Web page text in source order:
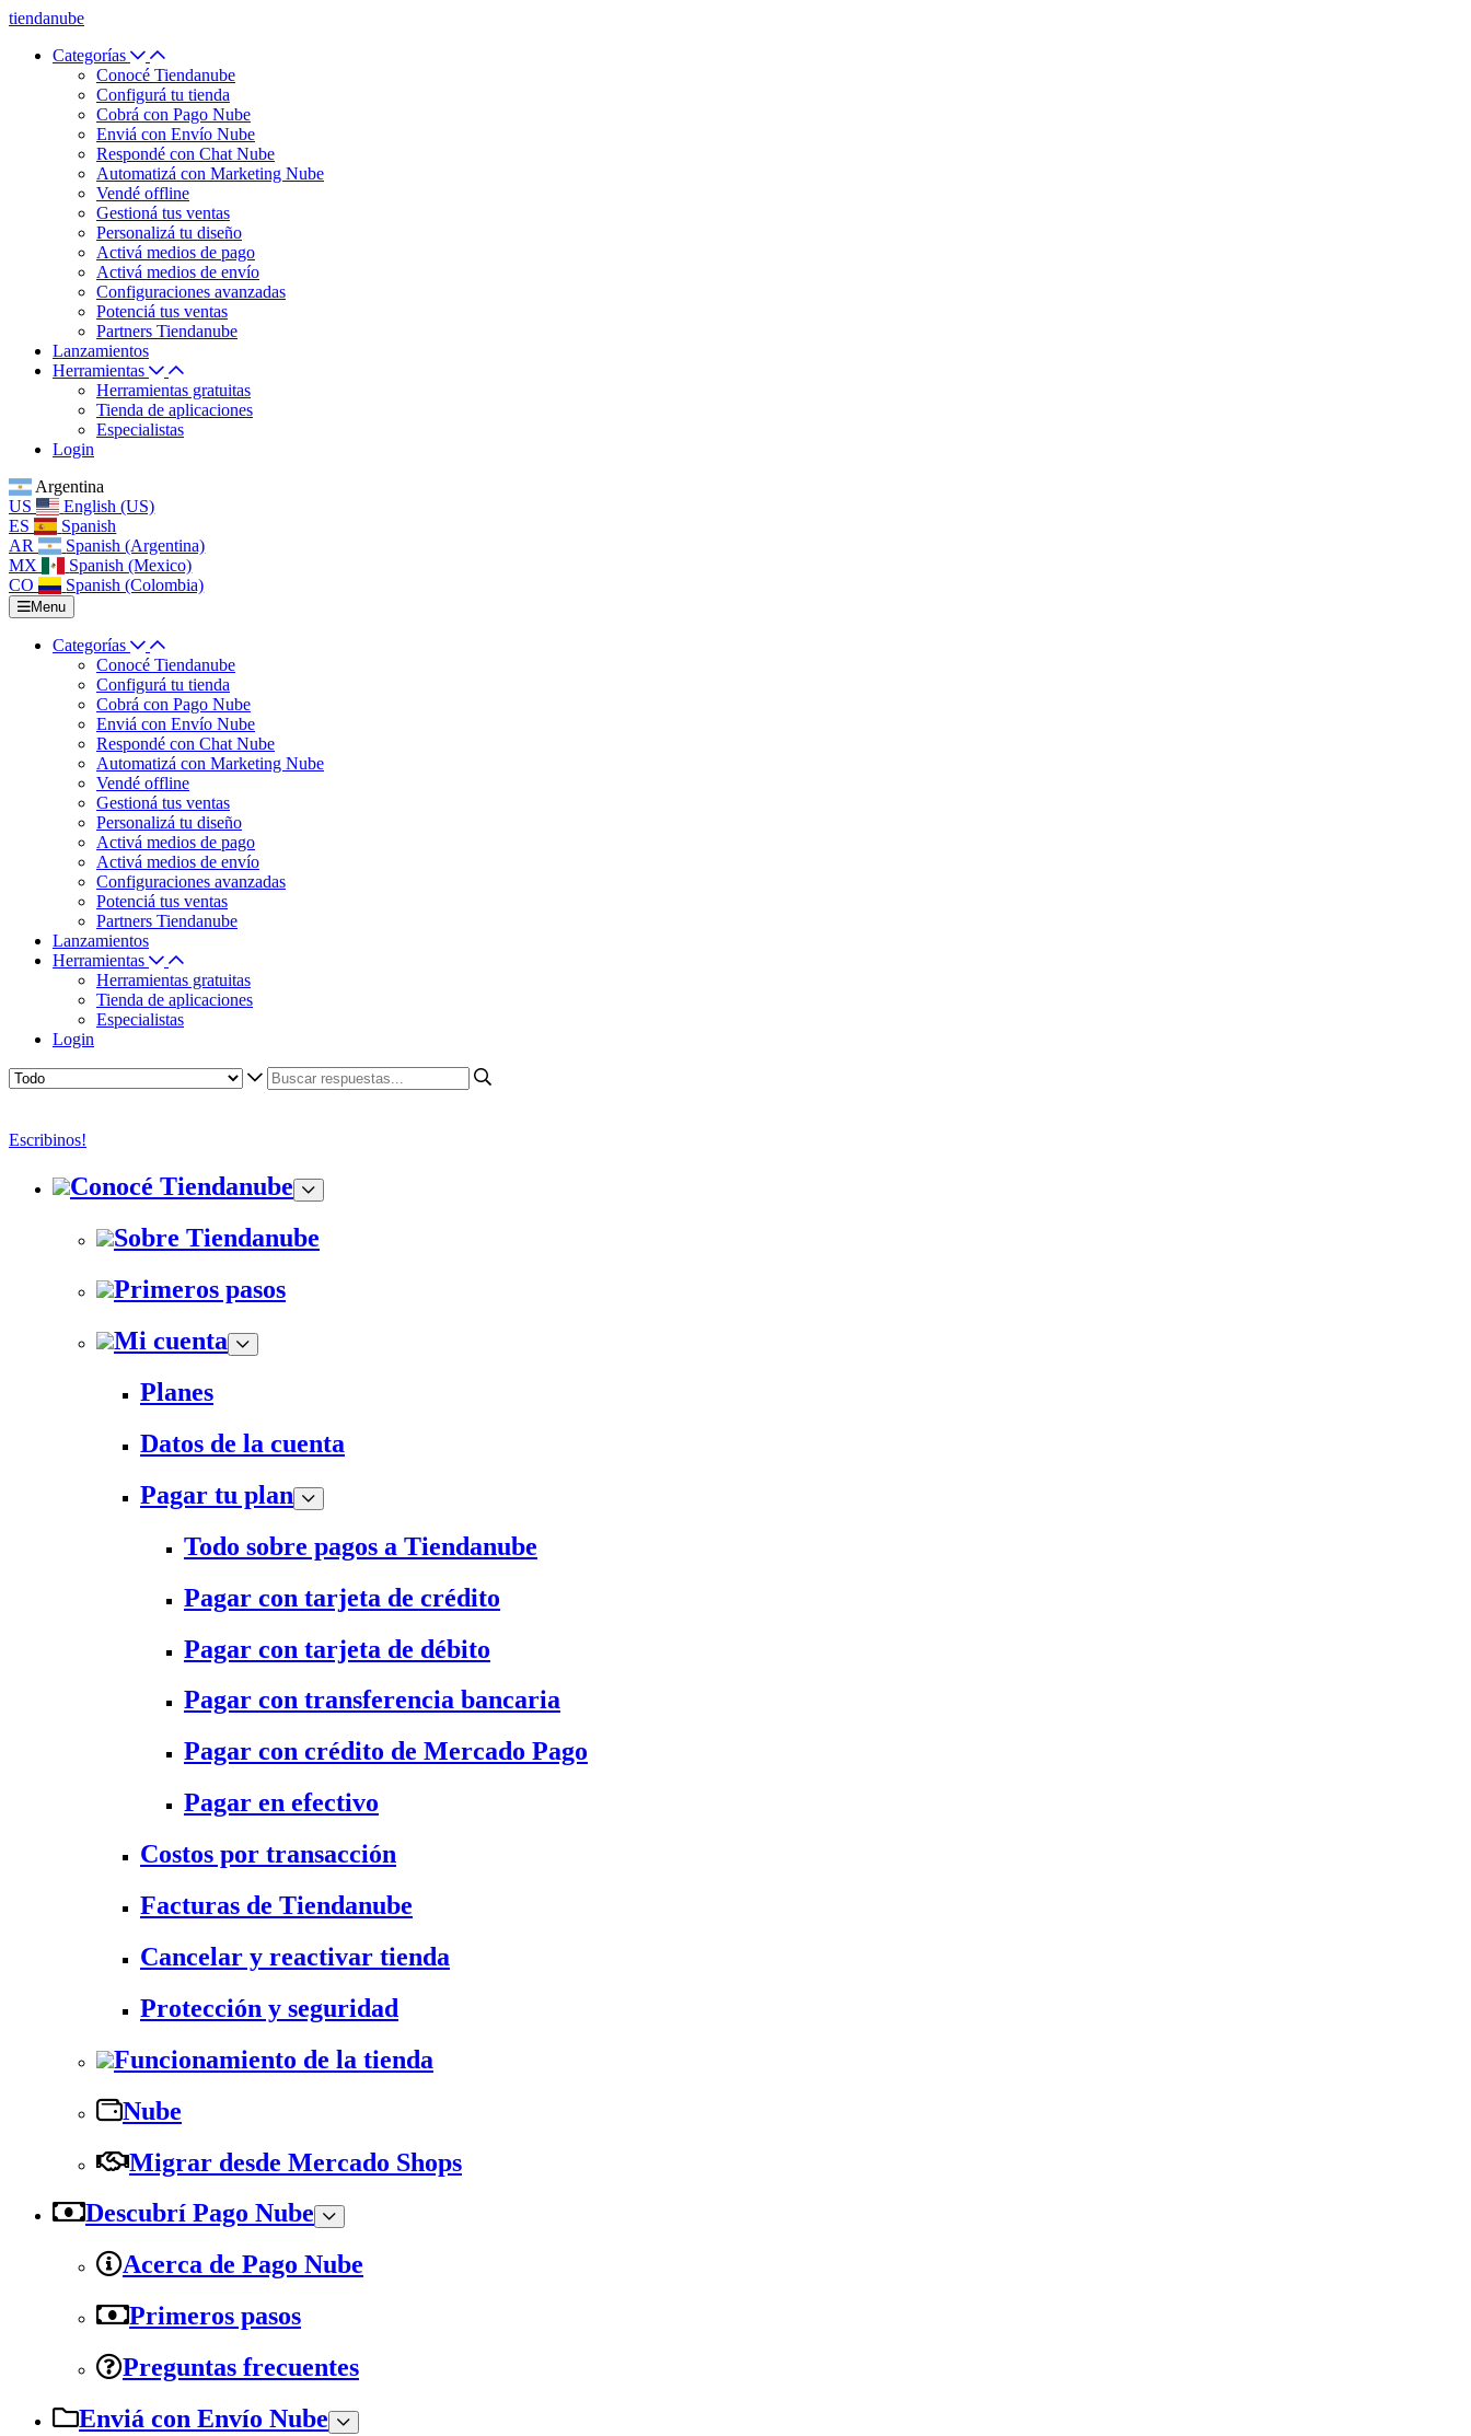
tiendanube
Categorías
Conocé Tiendanube
Configurá tu tienda
Cobrá con Pago Nube
Enviá con Envío Nube
Respondé con Chat Nube
Automatizá con Marketing Nube
Vendé offline
Gestioná tus ventas
Personalizá tu diseño
Activá medios de pago
Activá medios de envío
Configuraciones avanzadas
Potenciá tus ventas
Partners Tiendanube
Lanzamientos
Herramientas
Herramientas gratuitas
Tienda de aplicaciones
Especialistas
Login
Argentina
US
English (US)
ES
Spanish
AR
Spanish (Argentina)
MX
Spanish (Mexico)
CO
Spanish (Colombia)
Menu
Categorías
Conocé Tiendanube
Configurá tu tienda
Cobrá con Pago Nube
Enviá con Envío Nube
Respondé con Chat Nube
Automatizá con Marketing Nube
Vendé offline
Gestioná tus ventas
Personalizá tu diseño
Activá medios de pago
Activá medios de envío
Configuraciones avanzadas
Potenciá tus ventas
Partners Tiendanube
Lanzamientos
Herramientas
Herramientas gratuitas
Tienda de aplicaciones
Especialistas
Login
Escribinos!
Conocé Tiendanube
Sobre Tiendanube
Primeros pasos
Mi cuenta
Planes
Datos de la cuenta
Pagar tu plan
Todo sobre pagos a Tiendanube
Pagar con tarjeta de crédito
Pagar con tarjeta de débito
Pagar con transferencia bancaria
Pagar con crédito de Mercado Pago
Pagar en efectivo
Costos por transacción
Facturas de Tiendanube
Cancelar y reactivar tienda
Protección y seguridad
Funcionamiento de la tienda
Nube
Migrar desde Mercado Shops
Descubrí Pago Nube
Acerca de Pago Nube
Primeros pasos
Preguntas frecuentes
Enviá con Envío Nube